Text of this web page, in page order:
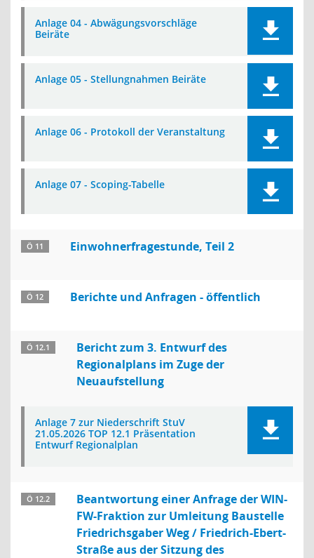
Anlage 04 - Abwägungsvorschläge
Beiräte
Anlage 05 - Stellungnahmen Beiräte
Anlage 06 - Protokoll der Veranstaltung
Anlage 07 - Scoping-Tabelle
Ö 11 Einwohnerfragestunde, Teil 2
Ö 12 Berichte und Anfragen - öffentlich
Ö 12.1
Bericht zum 3. Entwurf des
Regionalplans im Zuge der
Neuaufstellung
Anlage 7 zur Niederschrift StuV
21.05.2026 TOP 12.1 Präsentation
Entwurf Regionalplan
Ö 12.2
Beantwortung einer Anfrage der WIN-
FW-Fraktion zur Umleitung Baustelle
Friedrichsgaber Weg / Friedrich-Ebert-
Straße aus der Sitzung des